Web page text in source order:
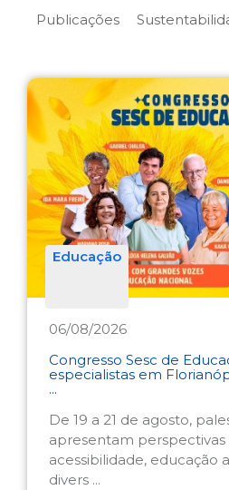
Publicações
Educação
06/08/2026
Congresso Sesc de
especialistas em
...
De 19 a 21 de agosto,
apresentam perspectivas
acessibilidade, educação
divers ...